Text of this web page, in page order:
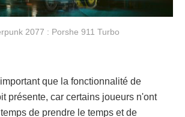
2077 : Porshe 911 Turbo
important que la fonctionnalité de
présente, car certains joueurs n'ont
de prendre le temps et de